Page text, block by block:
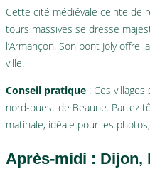
Cette cité médiévale ceinte de
tours massives se dresse
l’Armançon. Son pont Joly offre
ville.
Conseil pratique : Ces
nord-ouest de Beaune. Partez
matinale, idéale pour les
Après-midi : Dijon,